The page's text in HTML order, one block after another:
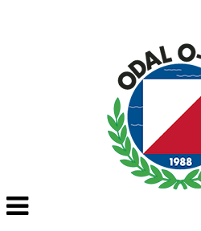
Veksle
navigasjon